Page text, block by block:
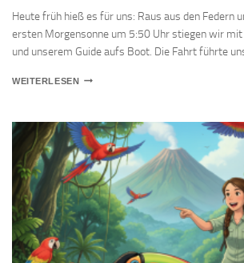
Heute früh hieß es für uns: Raus aus den Federn
ersten Morgensonne um 5:50 Uhr stiegen wir mit
und unserem Guide aufs Boot. Die Fahrt führte
WEITERLESEN17.11.
MORGEN
IN
TORTUGUERO:
ZWISCHEN
BRÜLLAFFEN,
KAIMANEN
UND
DER